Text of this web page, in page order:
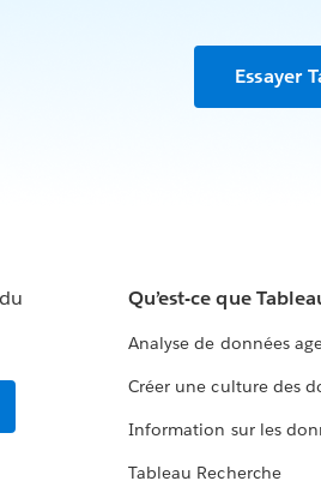
Essayer
Qu’est-ce que
Analyse de données
Créer une culture des
Information sur les
Tableau Recherche